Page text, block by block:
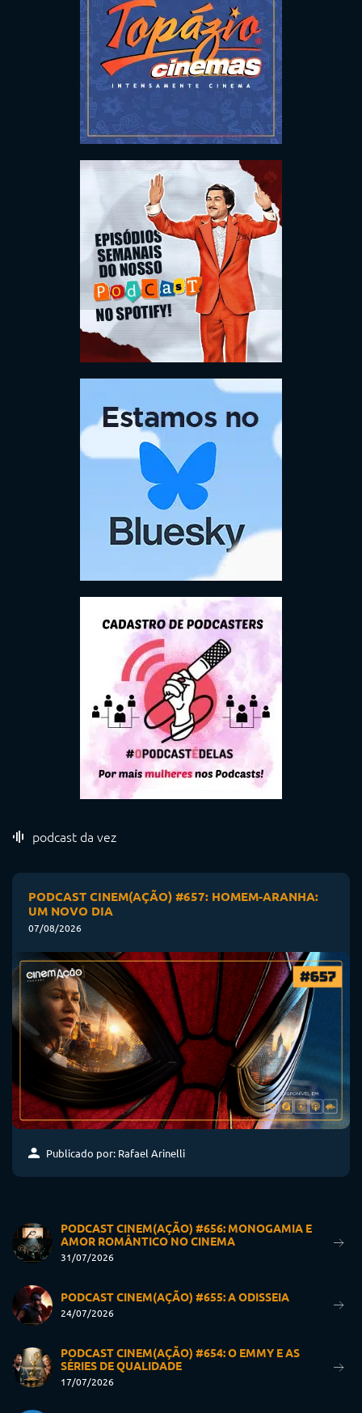
podcast da vez
PODCAST CINEM(AÇÃO) #657: HOMEM-ARANHA:
UM NOVO DIA
07/08/2026
Publicado por: Rafael Arinelli
PODCAST CINEM(AÇÃO) #656: MONOGAMIA E
AMOR ROMÂNTICO NO CINEMA
31/07/2026
PODCAST CINEM(AÇÃO) #655: A ODISSEIA
24/07/2026
PODCAST CINEM(AÇÃO) #654: O EMMY E AS
SÉRIES DE QUALIDADE
17/07/2026